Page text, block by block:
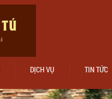
DỊCH VỤ TIN TỨC